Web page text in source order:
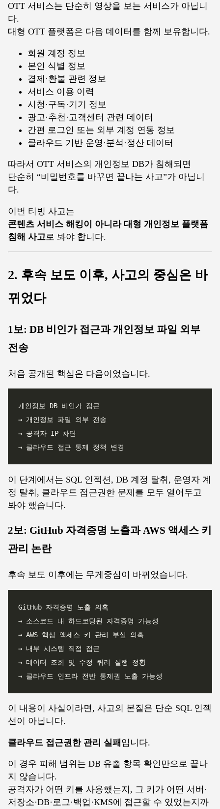
OTT 서비스는 단순히 영상을 보는 서비스가 아닙니
다.
대형 OTT 플랫폼은 다음 데이터를 함께 보유합니다.
회원 계정 정보
본인 식별 정보
결제·환불 관련 정보
서비스 이용 이력
시청·구독·기기 정보
광고·추천·고객센터 관련 데이터
간편 로그인 또는 외부 계정 연동 정보
클라우드 기반 운영·분석·정산 데이터
따라서 OTT 서비스의 개인정보 DB가 침해되면
단순히 “비밀번호를 바꾸면 끝나는 사고”가 아닙니
다.
이번 티빙 사고는
콘텐츠 서비스 해킹이 아니라 대형 개인정보 플랫폼
침해 사고 로 봐야 합니다.
2. 후속 보도 이후, 사고의 중심은 바
뀌었다
1보: DB 비인가 접근과 개인정보 파일 외부
전송
처음 공개된 핵심은 다음이었습니다.
이 단계에서는 SQL 인젝션, DB 계정 탈취, 운영자 계
정 탈취, 클라우드 접근권한 문제를 모두 열어두고
봐야 했습니다.
2보: GitHub 자격증명 노출과 AWS 액세스 키
관리 논란
후속 보도 이후에는 무게중심이 바뀌었습니다.
이 내용이 사실이라면, 사고의 본질은 단순 SQL 인젝
션이 아닙니다.
클라우드 접근권한 관리 실패 입니다.
이 경우 피해 범위는 DB 유출 항목 확인만으로 끝나
지 않습니다.
공격자가 어떤 키를 사용했는지, 그 키가 어떤 서버·
저장소·DB·로그·백업·KMS에 접근할 수 있었는지까